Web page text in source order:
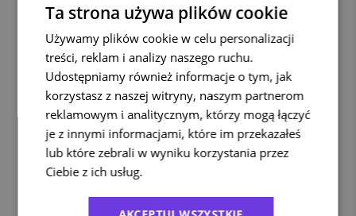
Informacje prawne
Ta strona używa plików cookie
Używamy plików cookie w celu personalizacji
treści, reklam i analizy naszego ruchu.
Udostępniamy również informacje o tym, jak
korzystasz z naszej witryny, naszym partnerom
reklamowym i analitycznym, którzy mogą łączyć
je z innymi informacjami, które im przekazałeś
lub które zebrali w wyniku korzystania przez
Ciebie z ich usług.